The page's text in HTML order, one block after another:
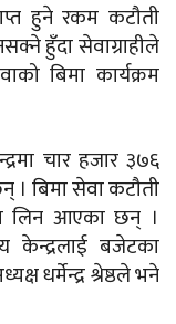
हुने रकम कटौती
हुँदा सेवाग्राहीले
बिमा कार्यक्रम
चार हजार ३७६
। बिमा सेवा कटौती
लिन आएका छन् ।
केन्द्रलाई बजेटका
धर्मेन्द्र श्रेष्ठले भने